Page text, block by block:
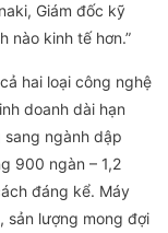
Giám đốc kỹ
nào kinh tế hơn.”
hai loại công nghệ
doanh dài hạn
sang ngành dập
900 ngàn – 1,2
đáng kể. Máy
sản lượng mong đợi